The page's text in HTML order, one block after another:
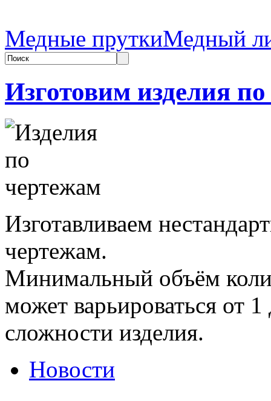
Медные пруткиМедный
Изготовим изделия
Изготавливаем
чертежам.
Минимальный объём
может варьироваться от
сложности изделия.
Новости